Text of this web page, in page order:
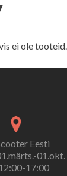
ei ole tooteid.
Eesti
01.okt.
17:00